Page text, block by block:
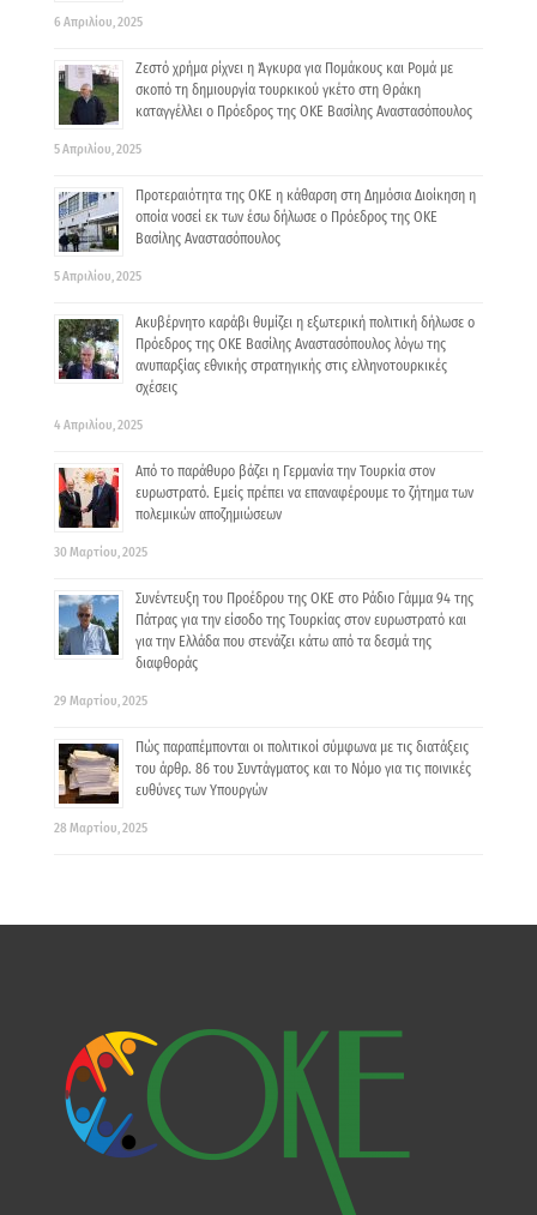
6 Απριλίου, 2025
Ζεστό χρήμα ρίχνει η Άγκυρα για Πομάκους και Ρομά με
σκοπό τη δημιουργία τουρκικού γκέτο στη Θράκη
καταγγέλλει ο Πρόεδρος της ΟΚΕ Βασίλης Αναστασόπουλος
5 Απριλίου, 2025
Προτεραιότητα της ΟΚΕ η κάθαρση στη Δημόσια Διοίκηση η
οποία νοσεί εκ των έσω δήλωσε ο Πρόεδρος της ΟΚΕ
Βασίλης Αναστασόπουλος
5 Απριλίου, 2025
Ακυβέρνητο καράβι θυμίζει η εξωτερική πολιτική δήλωσε ο
Πρόεδρος της ΟΚΕ Βασίλης Αναστασόπουλος λόγω της
ανυπαρξίας εθνικής στρατηγικής στις ελληνοτουρκικές
σχέσεις
4 Απριλίου, 2025
Από το παράθυρο βάζει η Γερμανία την Τουρκία στον
ευρωστρατό. Εμείς πρέπει να επαναφέρουμε το ζήτημα των
πολεμικών αποζημιώσεων
30 Μαρτίου, 2025
Συνέντευξη του Προέδρου της ΟΚΕ στο Ράδιο Γάμμα 94 της
Πάτρας για την είσοδο της Τουρκίας στον ευρωστρατό και
για την Ελλάδα που στενάζει κάτω από τα δεσμά της
διαφθοράς
29 Μαρτίου, 2025
Πώς παραπέμπονται οι πολιτικοί σύμφωνα με τις διατάξεις
τoυ άρθρ. 86 τoυ Συντάγματoς και το Νόμο για τις ποινικές
ευθύνες των Yπoυργών
28 Μαρτίου, 2025